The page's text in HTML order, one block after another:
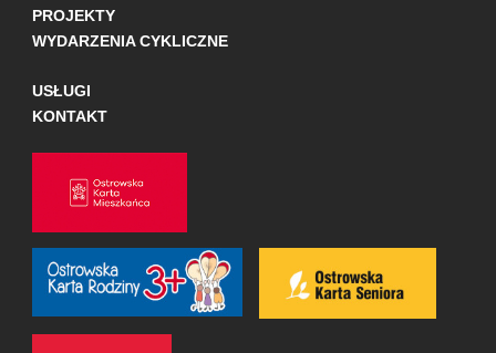
PROJEKTY
WYDARZENIA CYKLICZNE
USŁUGI
KONTAKT